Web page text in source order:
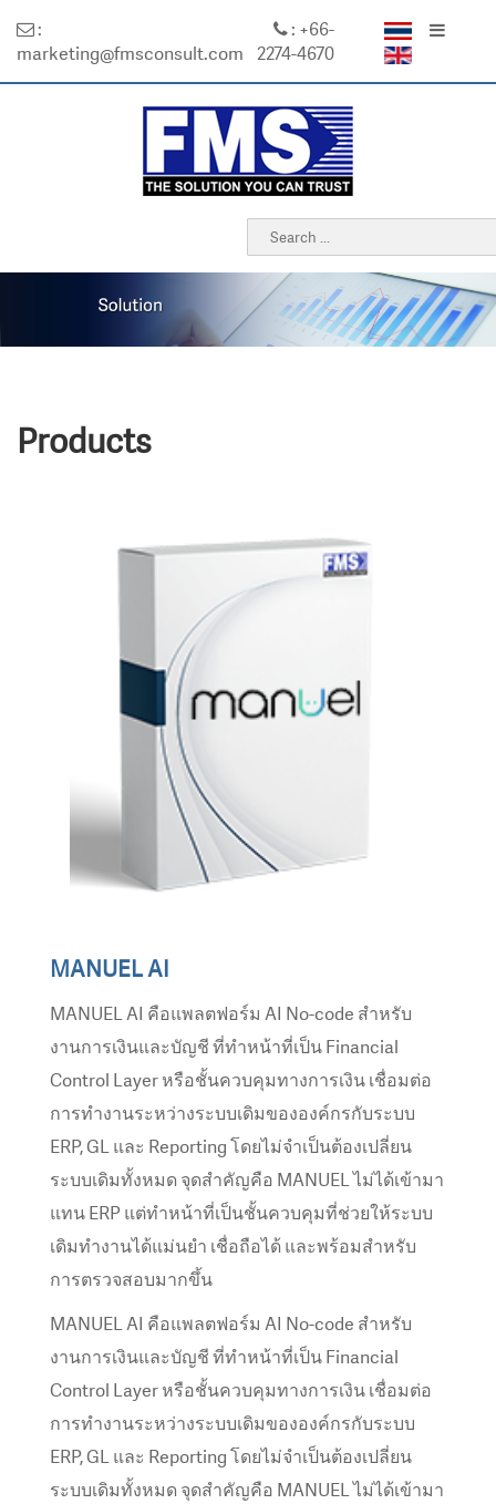
:
marketing@fmsconsult.com
: +66-
2274-4670
Products
MANUEL AI
MANUEL AI คือแพลตฟอร์ม AI No-code สำหรับ
งานการเงินและบัญชี ที่ทำหน้าที่เป็น Financial
Control Layer หรือชั้นควบคุมทางการเงิน เชื่อมต่อ
การทำงานระหว่างระบบเดิมขององค์กรกับระบบ
ERP, GL และ Reporting โดยไม่จำเป็นต้องเปลี่ยน
ระบบเดิมทั้งหมด จุดสำคัญคือ MANUEL ไม่ได้เข้ามา
แทน ERP แต่ทำหน้าที่เป็นชั้นควบคุมที่ช่วยให้ระบบ
เดิมทำงานได้แม่นยำ เชื่อถือได้ และพร้อมสำหรับ
การตรวจสอบมากขึ้น
MANUEL AI คือแพลตฟอร์ม AI No-code สำหรับ
งานการเงินและบัญชี ที่ทำหน้าที่เป็น Financial
Control Layer หรือชั้นควบคุมทางการเงิน เชื่อมต่อ
การทำงานระหว่างระบบเดิมขององค์กรกับระบบ
ERP, GL และ Reporting โดยไม่จำเป็นต้องเปลี่ยน
ระบบเดิมทั้งหมด จุดสำคัญคือ MANUEL ไม่ได้เข้ามา